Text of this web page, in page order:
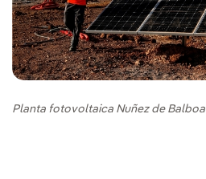
Planta fotovoltaica Nuñez de Balboa